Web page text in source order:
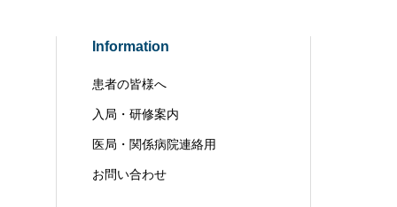
Information
患者の皆様へ
入局・研修案内
医局・関係病院連絡用
お問い合わせ